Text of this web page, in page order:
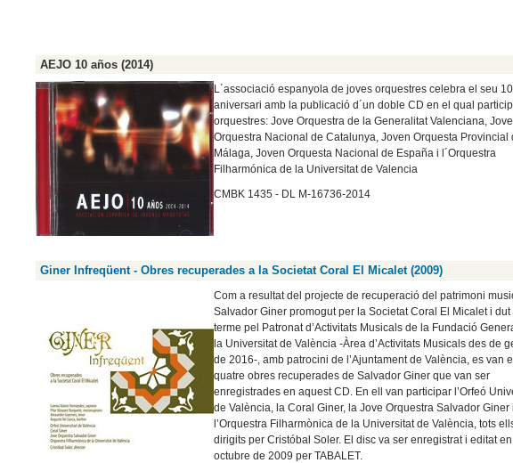
AEJO 10 años (2014)
L´associació espanyola de joves orquestres celebra el seu
aniversari amb la publicació d´un doble CD en el qual
orquestres: Jove Orquestra de la Generalitat Valenciana, Jove
Orquestra Nacional de Catalunya, Joven Orquesta Provincial
Málaga, Joven Orquesta Nacional de España i l´Orquestra
Filharmónica de la Universitat de Valencia
CMBK 1435 - DL M-16736-2014
Giner Infreqüent - Obres recuperades a la Societat Coral El Micalet (2009)
Com a resultat del projecte de recuperació del patrimoni
Salvador Giner promogut per la Societat Coral El Micalet i dut
terme pel Patronat d’Activitats Musicals de la Fundació
la Universitat de València -Àrea d’Activitats Musicals des de
de 2016-, amb patrocini de l’Ajuntament de València, es van
quatre obres recuperades de Salvador Giner que van ser
enregistrades en aquest CD. En ell van participar l’Orfeó
de València, la Coral Giner, la Jove Orquestra Salvador Giner i
l’Orquestra Filharmònica de la Universitat de València, tots
dirigits per Cristóbal Soler. El disc va ser enregistrat i editat en
octubre de 2009 per TABALET.